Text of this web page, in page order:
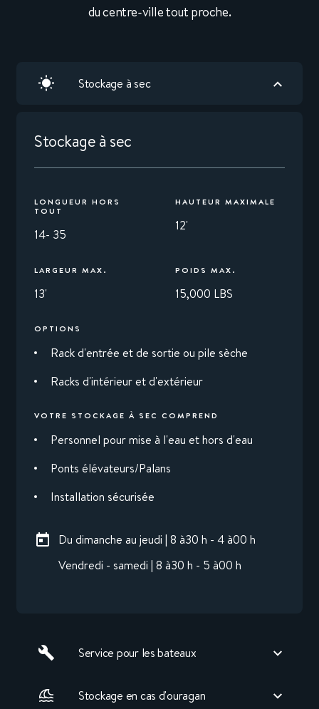
du centre-ville tout proche.
Stockage à sec
Stockage à sec
LONGUEUR HORS
TOUT
14- 35
HAUTEUR MAXIMALE
12'
LARGEUR MAX.
13'
POIDS MAX.
15,000 LBS
OPTIONS
Rack d'entrée et de sortie ou pile sèche
Racks d'intérieur et d'extérieur
VOTRE STOCKAGE À SEC COMPREND
Personnel pour mise à l'eau et hors d'eau
Ponts élévateurs/Palans
Installation sécurisée
Du dimanche au jeudi | 8 à30 h - 4 à00 h
Vendredi - samedi | 8 à30 h - 5 à00 h
Service pour les bateaux
Stockage en cas d'ouragan